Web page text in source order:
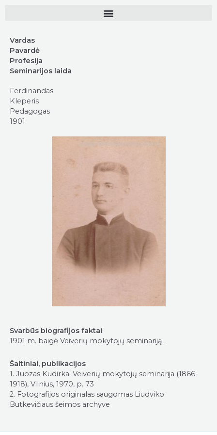
Vardas
Pavardė
Profesija
Seminarijos laida
Ferdinandas
Kleperis
Pedagogas
1901
Svarbūs biografijos faktai
1901 m. baigė Veiverių mokytojų seminariją.
Šaltiniai, publikacijos
1. Juozas Kudirka. Veiverių mokytojų seminarija (1866-
1918), Vilnius, 1970, p. 73
2. Fotografijos originalas saugomas Liudviko
Butkevičiaus šeimos archyve